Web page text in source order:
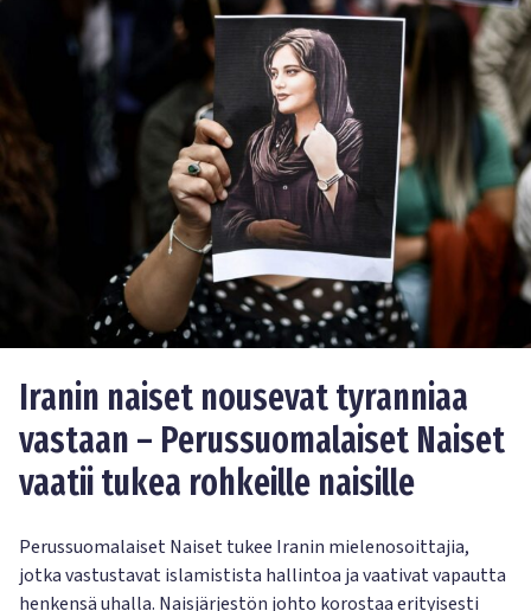
Iranin naiset nousevat tyranniaa
vastaan – Perussuomalaiset Naiset
vaatii tukea rohkeille naisille
Perussuomalaiset Naiset tukee Iranin mielenosoittajia,
jotka vastustavat islamistista hallintoa ja vaativat vapautta
henkensä uhalla. Naisjärjestön johto korostaa erityisesti